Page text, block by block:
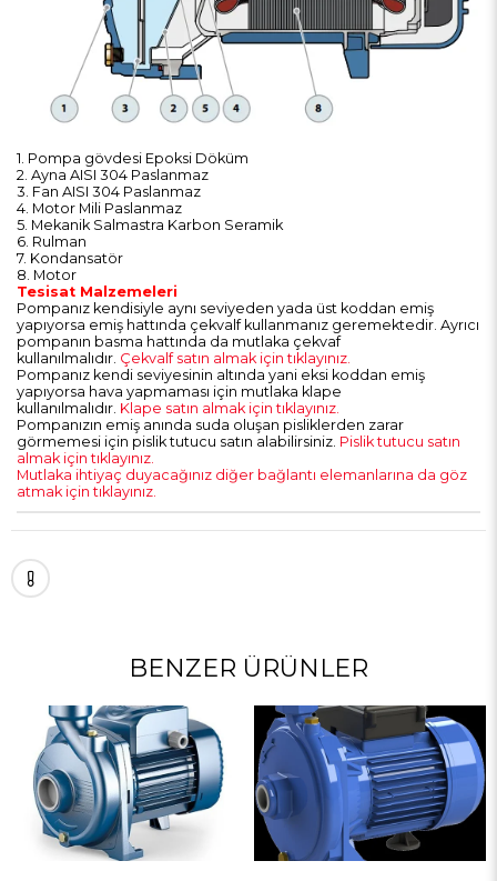
1. Pompa gövdesi Epoksi Döküm
2. Ayna AISI 304 Paslanmaz
3. Fan AISI 304 Paslanmaz
4. Motor Mili Paslanmaz
5. Mekanik Salmastra Karbon Seramik
6. Rulman
7. Kondansatör
8. Motor
Tesisat Malzemeleri
Pompanız kendisiyle aynı seviyeden yada üst koddan emiş
yapıyorsa emiş hattında çekvalf kullanmanız geremektedir. Ayrıcı
pompanın basma hattında da mutlaka çekvaf
kullanılmalıdır. Çekvalf satın almak için tıklayınız.
Pompanız kendi seviyesinin altında yani eksi koddan emiş
yapıyorsa hava yapmaması için mutlaka klape
kullanılmalıdır. Klape satın almak için tıklayınız.
Pompanızın emiş anında suda oluşan pisliklerden zarar
görmemesi için pislik tutucu satın alabilirsiniz. Pislik tutucu satın
almak için tıklayınız.
Mutlaka ihtiyaç duyacağınız diğer bağlantı elemanlarına da göz
atmak için tıklayınız.
BENZER ÜRÜNLER